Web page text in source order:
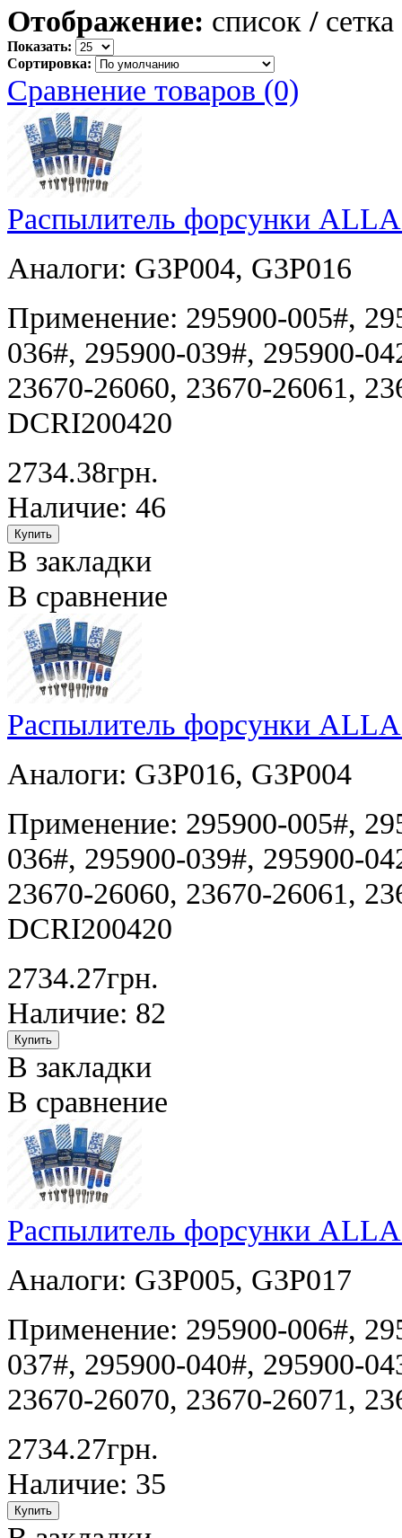
Отображение: список / сетка
Показать:
Сортировка:
Сравнение товаров (0)
Распылитель форсунки
Аналоги: G3P004, G3P016
Применение: 295900-005#,
036#, 295900-039#, 295900-
23670-26060, 23670-26061,
DCRI200420
2734.38грн.
Наличие: 46
В закладки
В сравнение
Распылитель форсунки
Аналоги: G3P016, G3P004
Применение: 295900-005#,
036#, 295900-039#, 295900-
23670-26060, 23670-26061,
DCRI200420
2734.27грн.
Наличие: 82
В закладки
В сравнение
Распылитель форсунки
Аналоги: G3P005, G3P017
Применение: 295900-006#,
037#, 295900-040#, 295900-
23670-26070, 23670-26071,
2734.27грн.
Наличие: 35